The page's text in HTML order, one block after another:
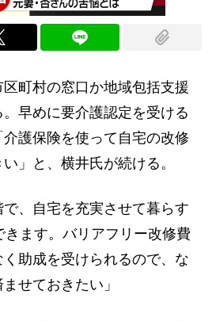
町村の窓口か地域包括支援
早めに要介護認定を受ける
護保険を使って自宅の改修
」と、横井氏が続ける。
で、自宅を充実させて暮らす
きます。バリアフリー改修費
助成を受けられるので、な
せておきたい」